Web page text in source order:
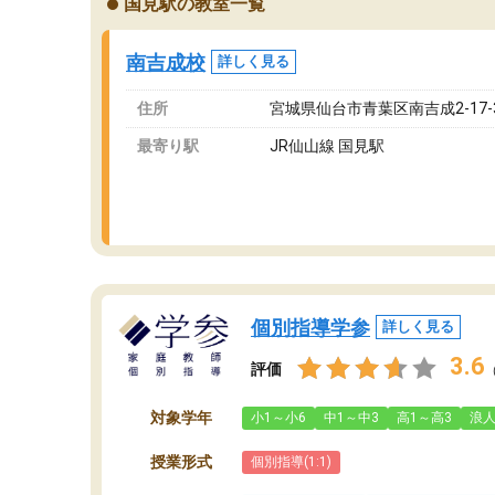
お
南吉成校 詳しく見る
住所 宮城県仙台市青葉区南吉成2-17-
最寄り駅 JR仙山線 国見駅
個別指導学参 詳しく見る
評価 3.6
対象学年 小1～小6 中1～中3 高1～高3 浪
授業形式 個別指導(1:1)